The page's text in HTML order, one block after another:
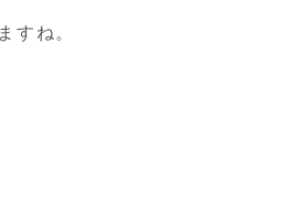
すね。